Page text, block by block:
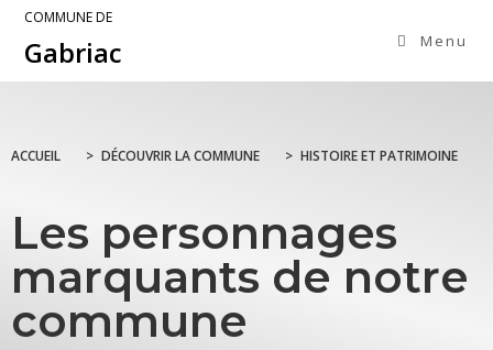
COMMUNE DE
Gabriac Menu
ACCUEIL > DÉCOUVRIR LA COMMUNE > HISTOIRE ET PATRIMOINE
Les personnages
marquants de notre
commune